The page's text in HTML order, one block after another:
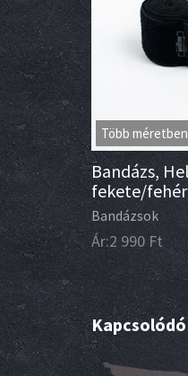
Több méretben
Bandázs,
fekete/fehér
Bandázsok
Ár:2 990 Ft